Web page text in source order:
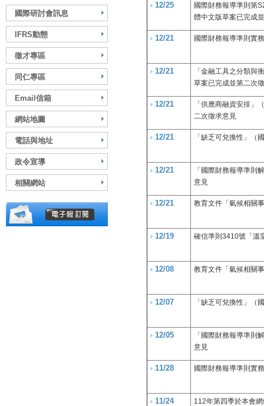
國際研討會訊息
IFRS動態
徵才專區
同仁專區
Email信箱
網站地圖
電話與地址
政令宣導
相關網站
12/25
國際財務報導準則第
體中文版草案已完成
12/21 國際財務報導準則實
12/21
「金融工具之分類與
草案已完成並第二次
12/21
「供應商融資安排」
二次徵求意見
12/21 「缺乏可兌換性」（
12/21
「國際財務報導準則
意見
12/21 教育文件「氣候相關
12/19 確信準則3410號「溫
12/08 教育文件「氣候相關
12/07 「缺乏可兌換性」（
12/05
「國際財務報導準則
意見
11/28 國際財務報導準則實
11/24
112年第四季於本會